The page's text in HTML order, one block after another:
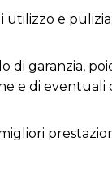
e
di garanzia,
e di